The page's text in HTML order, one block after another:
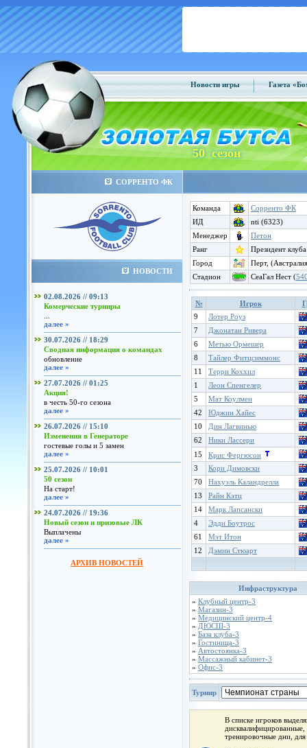
Новости игры Газета
50 сезон
СОРРЕНТО ФК
НОВОСТИ
02.08.2026 // 09:13
Комерческие турниры
далее »
30.07.2026 // 18:29
Сводная информация о командах
обновление
далее »
27.07.2026 // 01:25
Акция!
в честь 50-го сезона
далее »
26.07.2026 // 15:10
Изменения в Генераторе
гостевые голы и 5 замен
далее »
25.07.2026 // 10:01
50 сезон
На старт!
далее »
24.07.2026 // 19:36
Новый сезон и призовые ЛК
Выплачены
далее »
АРХИВ НОВОСТЕЙ
Команда
Сорренто ФК
ИД
nti (6323)
Менеджер
Петон
Ранг
Президент клуба
Город
Перт,
Стадион
СеаГал Нест (
№ Игрок
9
Лотер Роуз
7
Джонатан Ривера
6
Метью Ормешер
8
Тайлер Фитцсиммонс
11
Терри Коххил
1
Леон Спенгелер
5
Мат Коулмен
42
Юджин Хайес
10
Дин Лагвинью
62
Ники Лассери
15
Крис Фергюсон
3
Кори Димовски
70
Нахуэль Каландрелла
13
Райн Кэтц
14
Марк Лапсански
4
Эдди Боутрос
61
Мэт Итон
12
Дэмин Стюарт
Инфраструктура
» Клубный центр-3
» Магазин-3
» Медицинский центр-4
» ДЮСШ-3
» База клуба-3
» Гостиница-3
» Автостоянка-3
» Массажный кабинет-3
» Офис-3
Турнир
В списке игроков
тренировочные дни,